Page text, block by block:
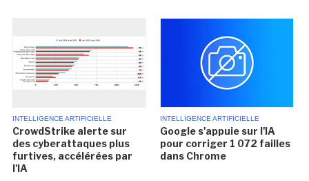
INTELLIGENCE ARTIFICIELLE
CrowdStrike alerte sur
des cyberattaques plus
furtives, accélérées par
l'IA
INTELLIGENCE ARTIFICIELLE
Google s'appuie sur l'IA
pour corriger 1 072 failles
dans Chrome